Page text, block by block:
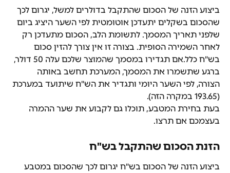
ביצוע הזנה של הסכום שהתקבל בדולרים למשל, יגרום לכך
שהסכום בשקלים יתעדכן אוטומטית לפי השער היציג ביום
שלפני תאריך המסמך. לתשומת הלב, הסכום מתעדכן רק
לאחר השמירה הסופית. בצורה זו אין צורך להזין סכום
בש"ח כלל.אם תגדירו במסמך שהמוצר שלכם עלה 50 דולר,
ברגע שתשמרו את המסמך, המערכת תחשב באותה
הצורה, לפי השער היומי ותגדיר את הש"ח שיתועד במערכת
(193.65 במקרה הזה).
בעת בחירת המטבע, תוכלו גם לקבוע את שער ההמרה
בעצמכם אם תרצו.
הזנת הסכום שהתקבל בש"ח
ביצוע הזנה של הסכום בש"ח יגרום לכך שהסכום במטבע